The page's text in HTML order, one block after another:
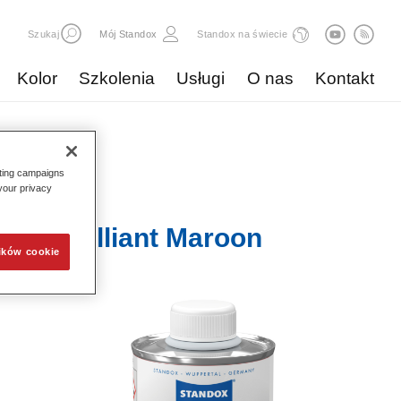
Szukaj Mój Standox Standox na świecie
Kolor Szkolenia Usługi O nas Kontakt
Brilliant Maroon
campaigns
privacy
cookie